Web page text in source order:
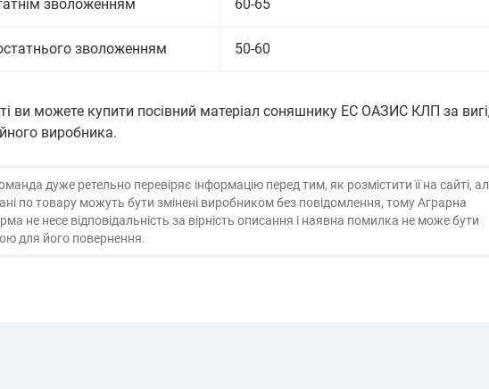
зволоженням 60-65
зволоженням 50-60
ви можете купити посівний матеріал соняшнику ЕС ОАЗИС КЛП за
виробника.
дуже ретельно перевіряє інформацію перед тим, як розмістити її на сайті,
по товару можуть бути змінені виробником без повідомлення, тому Аграрна
не несе відповідальність за вірність описання і наявна помилка не може бути
для його повернення.